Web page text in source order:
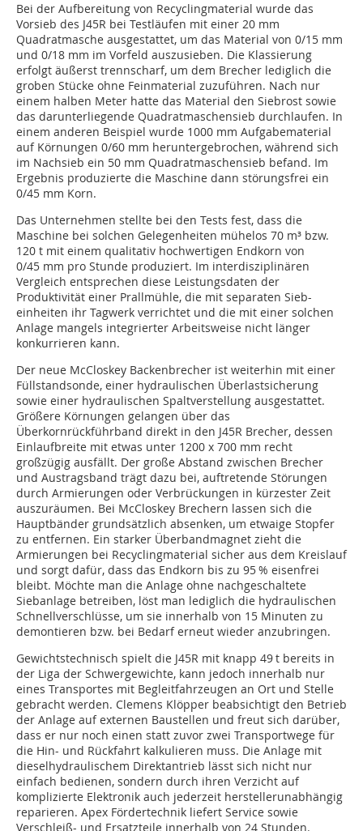
Bei der Aufbereitung von Recyclingmaterial wurde das
Vorsieb des J45R bei Testläufen mit einer 20 mm
Quadratmasche ausgestattet, um das Material von 0/15 mm
und 0/18 mm im Vorfeld auszusieben. Die Klassierung
erfolgt äußerst trennscharf, um dem Brecher lediglich die
groben Stücke ohne Feinmaterial zuzuführen. Nach nur
einem halben Meter hatte das Material den Siebrost sowie
das darunterliegende Quadratmaschensieb durchlaufen. In
einem anderen Beispiel wurde 1000 mm Aufgabematerial
auf Körnungen 0/60 mm heruntergebrochen, während sich
im Nachsieb ein 50 mm Quadratmaschensieb befand. Im
Ergebnis produzierte die Maschine dann störungsfrei ein
0/45 mm Korn.
Das Unternehmen stellte bei den Tests fest, dass die
Maschine bei solchen Gelegenheiten mühelos 70 m³ bzw.
120 t mit einem qualitativ hochwertigen Endkorn von
0/45 mm pro Stunde produziert. Im interdisziplinären
Vergleich entsprechen diese Leistungsdaten der
Produktivität einer Prallmühle, die mit separaten Sieb-
einheiten ihr Tagwerk verrichtet und die mit einer solchen
Anlage mangels integrierter Arbeitsweise nicht länger
konkurrieren kann.
Der neue McCloskey Backenbrecher ist weiterhin mit einer
Füllstandsonde, einer hydraulischen Überlastsicherung
sowie einer hydraulischen Spaltverstellung ausgestattet.
Größere Körnungen gelangen über das
Überkornrückführband direkt in den J45R Brecher, dessen
Einlaufbreite mit etwas unter 1200 x 700 mm recht
großzügig ausfällt. Der große Abstand zwischen Brecher
und Austragsband trägt dazu bei, auftretende Störungen
durch Armierungen oder Verbrückungen in kürzester Zeit
auszuräumen. Bei McCloskey Brechern lassen sich die
Hauptbänder grundsätzlich absenken, um etwaige Stopfer
zu entfernen. Ein starker Überbandmagnet zieht die
Armierungen bei Recyclingmaterial sicher aus dem Kreislauf
und sorgt dafür, dass das Endkorn bis zu 95 % eisenfrei
bleibt. Möchte man die Anlage ohne nachgeschaltete
Siebanlage betreiben, löst man lediglich die hydraulischen
Schnellverschlüsse, um sie innerhalb von 15 Minuten zu
demontieren bzw. bei Bedarf erneut wieder anzubringen.
Gewichtstechnisch spielt die J45R mit knapp 49 t bereits in
der Liga der Schwergewichte, kann jedoch innerhalb nur
eines Transportes mit Begleitfahrzeugen an Ort und Stelle
gebracht werden. Clemens Klöpper beabsichtigt den Betrieb
der Anlage auf externen Baustellen und freut sich darüber,
dass er nur noch einen statt zuvor zwei Transportwege für
die Hin- und Rückfahrt kalkulieren muss. Die Anlage mit
dieselhydraulischem Direktantrieb lässt sich nicht nur
einfach bedienen, sondern durch ihren Verzicht auf
komplizierte Elektronik auch jederzeit herstellerunabhängig
reparieren. Apex Fördertechnik liefert Service sowie
Verschleiß- und Ersatzteile innerhalb von 24 Stunden.